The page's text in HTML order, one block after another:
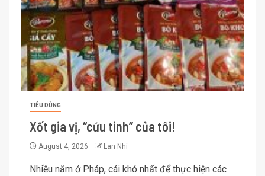
TIÊU DÙNG
Xốt gia vị, “cứu tinh” của tôi!
August 4, 2026 Lan Nhi
Nhiều năm ở Pháp, cái khó nhất để thực hiện các